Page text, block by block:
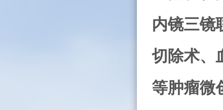
内镜三镜
切除术、
等肿瘤微